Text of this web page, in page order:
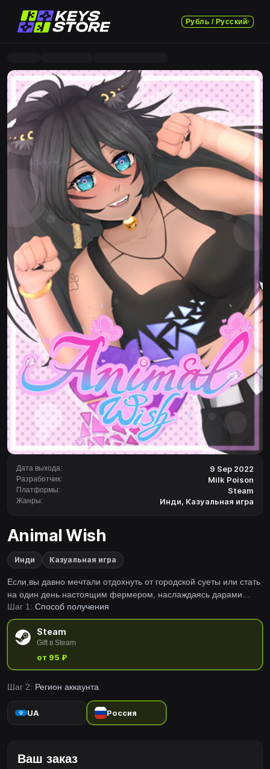
Рубль / Русский
Дата выхода: 9 Sep 2022
Разработчик: Milk Poison
Платформы: Steam
Жанры: Инди, Казуальная игра
Animal Wish
Инди Казуальная игра
Если,вы давно мечтали отдохнуть от городской суеты или стать
на один день настоящим фермером, наслаждаясь дарами
природы, тогда добро пожаловать на ферму животных!
Шаг 1: Способ получения
Steam
Gift в Steam
от 95 ₽
Шаг 2: Регион аккаунта
UA Россия
Ваш заказ